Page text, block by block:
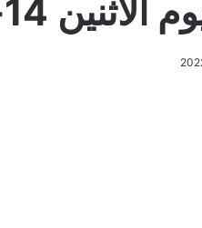
14-11-2022